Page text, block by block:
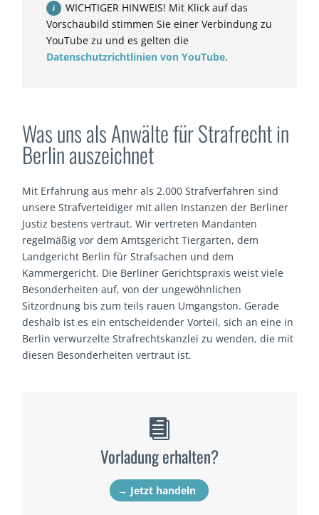
WICHTIGER HINWEIS! Mit Klick auf das
Vorschaubild stimmen Sie einer Verbindung zu
YouTube zu und es gelten die
Datenschutzrichtlinien von YouTube.
Was uns als Anwälte für Strafrecht in
Berlin auszeichnet
Mit Erfahrung aus mehr als 2.000 Strafverfahren sind
unsere Strafverteidiger mit allen Instanzen der Berliner
Justiz bestens vertraut. Wir vertreten Mandanten
regelmäßig vor dem Amtsgericht Tiergarten, dem
Landgericht Berlin für Strafsachen und dem
Kammergericht. Die Berliner Gerichtspraxis weist viele
Besonderheiten auf, von der ungewöhnlichen
Sitzordnung bis zum teils rauen Umgangston. Gerade
deshalb ist es ein entscheidender Vorteil, sich an eine in
Berlin verwurzelte Strafrechtskanzlei zu wenden, die mit
diesen Besonderheiten vertraut ist.

Vorladung erhalten?
→ Jetzt handeln